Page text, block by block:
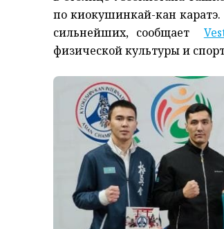
по киокушинкай-кан каратэ.
сильнейших, сообщает
физической культуры и